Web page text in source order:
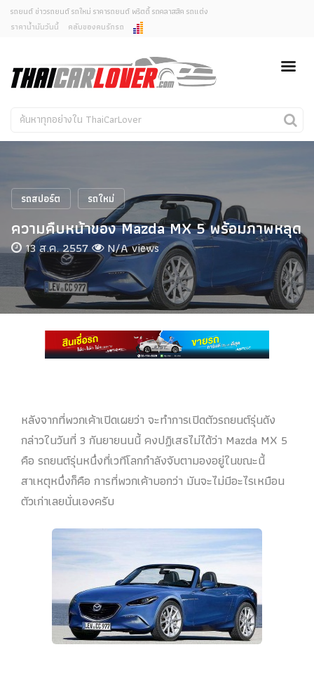
ยกเลิกการแจ้งเตือน
คุณต้องการยกเลิกการแจ้งเตือนข่าวสารเมื่อมีการอัพเดต
ใช่หรือไม่?
ไม่
รถยนต์ ข่าวรถยนต์ รถใหม่ ราคารถยนต์ พริตตี้ รถคลาสสิค รถแต่ง
ราคาน้ำมันวันนี้
คลับของคนรักรถ
รถใหม่
คนรักรถ
รถแต่ง
Car In The Movie
สเปคราคา รถยนต์
รถสปอร์ต รถใหม่
ความคืบหน้าของ Mazda MX 5 พร้อมภาพหลุด
13 ส.ค. 2557 N/A views
หลังจากที่พวกเค้าเปิดเผยว่า จะทำการเปิดตัวรถยนต์รุ่นดัง
กล่าวในวันที่ 3 กันยายนนนี้ คงปฏิเสธไม่ได้ว่า Mazda MX 5
คือ รถยนต์รุ่นหนึ่งที่เวทีโลกกำลังจับตามองอยู่ในขณะนี้
สาเหตุหนึ่งก็คือ การที่พวกเค้าบอกว่า มันจะไม่มีอะไรเหมือน
ตัวเก่าเลยนั่นเองครับ